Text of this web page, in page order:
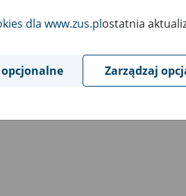
Wyświetl wszystkie
dla www.zus.plostatnia
Zarządzaj